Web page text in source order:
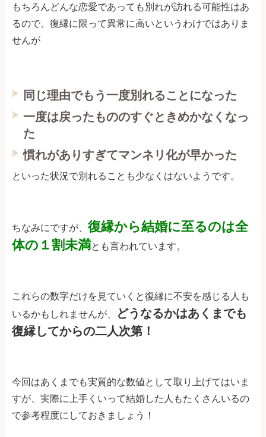
もちろんどんな恋愛であっても別れが訪れる可能性はあ
るので、復縁に限って異常に高いというわけではありま
せんが
同じ理由でもう一度別れることになった
一度は戻ったもののすぐときめかなくなっ
た
慣れがありすぎてマンネリ化が早かった
といった状況で別れることも少なくはないようです。
ちなみにですが、 復縁から結婚に至るのは全
体の１割未満とも言われています。
これらの数字だけを見ていくと復縁に不安を感じる人も
いるかもしれませんが、
どうなるかはあくまでも
復縁してからの二人次第！
今回はあくまでも実質的な数値として取り上げてはいま
すが、実際に上手くいって結婚した人もたくさんいるの
で参考程度にしておきましょう！